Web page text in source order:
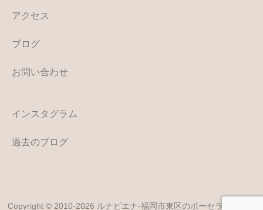
アクセス
ブログ
お問い合わせ
インスタグラム
過去のブログ
Copyright © 2010-2026 ルナピエナ-福岡市東区のポーセラーツ・カ